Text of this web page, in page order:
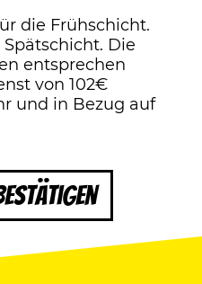
die Frühschicht.
Die
entsprechen
von 102€
und in Bezug auf